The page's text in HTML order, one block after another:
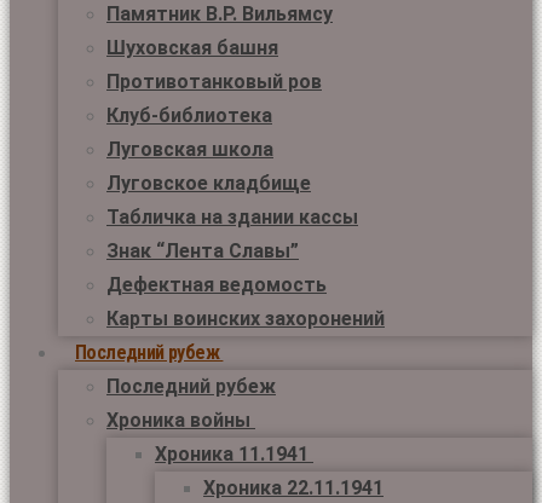
Памятник В.Р. Вильямсу
Шуховская башня
Противотанковый ров
Клуб-библиотека
Луговская школа
Луговское кладбище
Табличка на здании кассы
Знак “Лента Славы”
Дефектная ведомость
Карты воинских захоронений
Последний рубеж
Последний рубеж
Хроника войны
Хроника 11.1941
Хроника 22.11.1941